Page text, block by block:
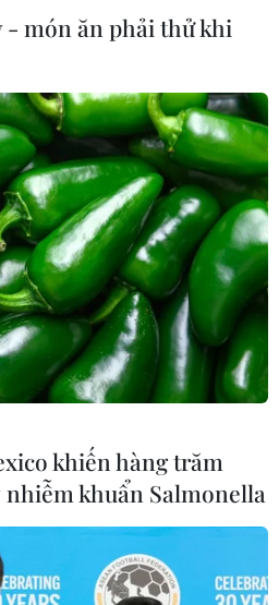
Argentina: Ứng cử viên
thắng
sơ bộ của cuộc bầu cử tổng
ứng cử viên theo đường lối
nhân vật đang lên, giành
- món ăn phải thử khi
khiến hàng trăm
khuẩn Salmonella